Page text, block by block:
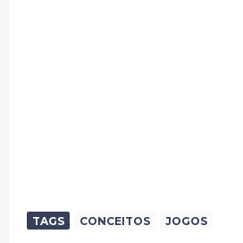
TAGS CONCEITOS JOGOS